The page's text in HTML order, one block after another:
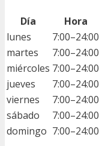
Día
Hora
lunes
7:00–24:00
martes
7:00–24:00
miércoles 7:00–24:00
jueves
7:00–24:00
viernes
7:00–24:00
sábado
7:00–24:00
domingo 7:00–24:00